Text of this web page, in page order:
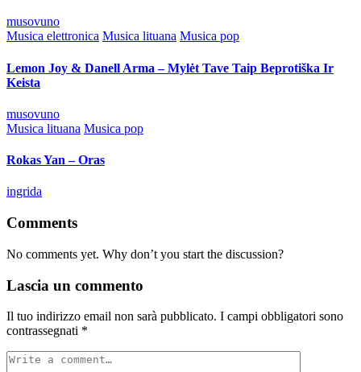
Posted
by
musovuno
Posted
Musica elettronica Musica lituana Musica pop
Lemon Joy & Danell Arma – Mylėt Tave Taip Beprotiška Ir
Keista
Posted
by
musovuno
Posted
Musica lituana Musica pop
Rokas Yan – Oras
Posted
ingrida
Comments
No comments yet. Why don’t you start the discussion?
Lascia un commento
Il tuo indirizzo email non sarà pubblicato. I campi obbligatori sono
contrassegnati *